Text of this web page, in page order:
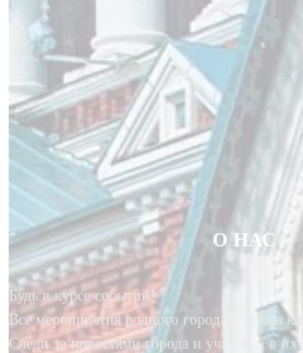
О НАС
Будь в курсе событий!
Все мероприятия родного города у тебя в
Следи за новостями города и участвуй в их